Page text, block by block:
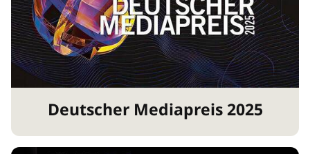
Deutscher Mediapreis 2025